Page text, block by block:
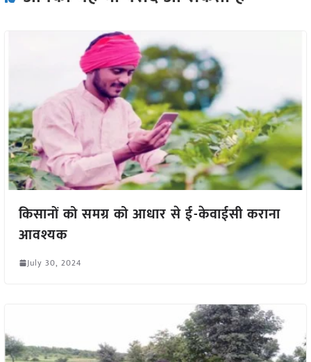
किसानों को समग्र को आधार से ई-केवाईसी कराना
आवश्यक
July 30, 2024